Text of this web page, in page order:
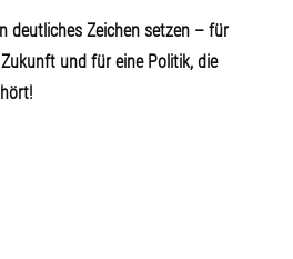
deutliches Zeichen setzen – für
und für eine Politik, die